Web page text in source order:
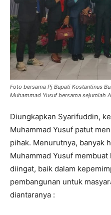
Foto bersama Pj Bupati Kostantinus
Muhammad Yusuf bersama sejumlah
Diungkapkan Syarifuddin,
Muhammad Yusuf patut
pihak. Menurutnya, banyak
Muhammad Yusuf
diingat, baik dalam
pembangunan untuk
diantaranya :